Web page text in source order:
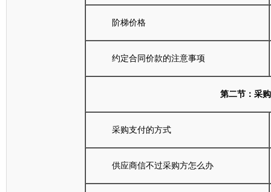
阶梯价格
约定合同价款的注意事项
第二节：采
采购支付的方式
供应商信不过采购方怎么办